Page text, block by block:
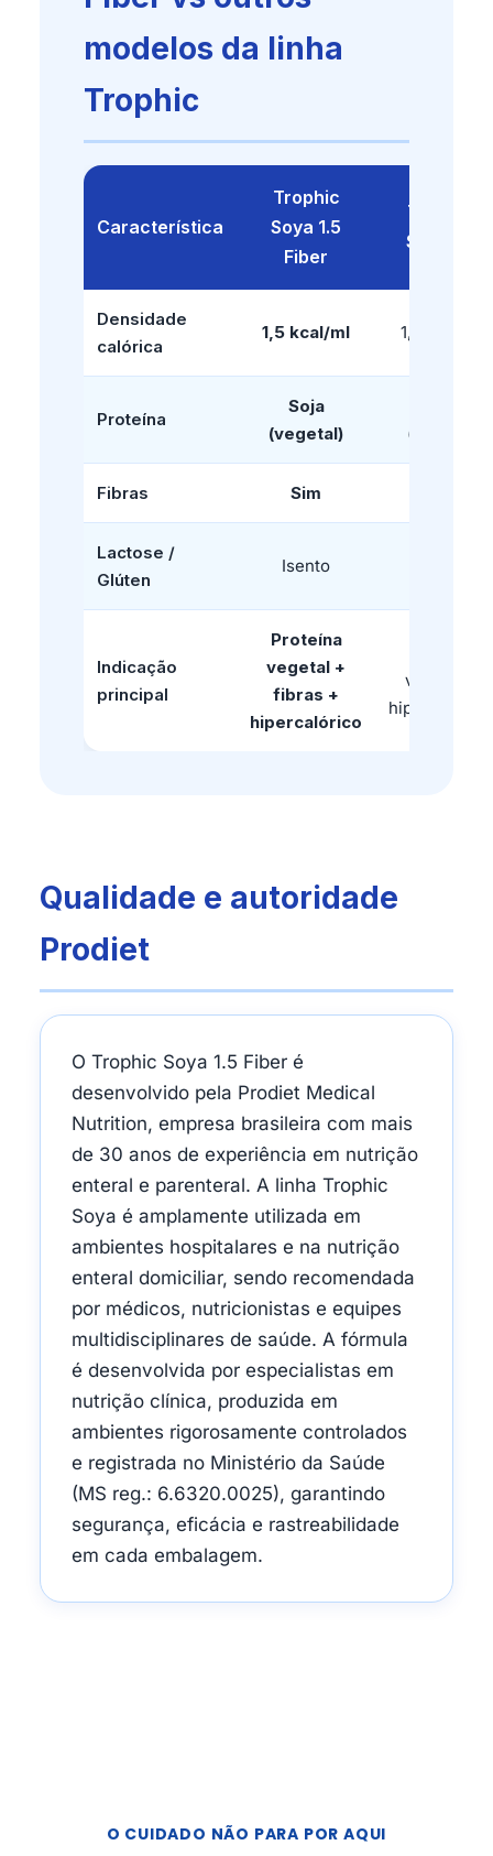
modelos da linha
Trophic
Característica
Trophic
Soya 1.5
Fiber
Trophic
Soya 1.5
Densidade
calórica
1,5 kcal/ml 1,5 kcal/ml
Proteína
Soja
(vegetal)
(vegetal)
Fibras Sim
Lactose /
Glúten
Isento
Indicação
principal
Proteína
vegetal +
fibras +
hipercalórico
vegetal +
hipercalórico
Qualidade e autoridade
Prodiet
O Trophic Soya 1.5 Fiber é
desenvolvido pela Prodiet Medical
Nutrition, empresa brasileira com mais
de 30 anos de experiência em nutrição
enteral e parenteral. A linha Trophic
Soya é amplamente utilizada em
ambientes hospitalares e na nutrição
enteral domiciliar, sendo recomendada
por médicos, nutricionistas e equipes
multidisciplinares de saúde. A fórmula
é desenvolvida por especialistas em
nutrição clínica, produzida em
ambientes rigorosamente controlados
e registrada no Ministério da Saúde
(MS reg.: 6.6320.0025), garantindo
segurança, eficácia e rastreabilidade
em cada embalagem.
O CUIDADO NÃO PARA POR AQUI